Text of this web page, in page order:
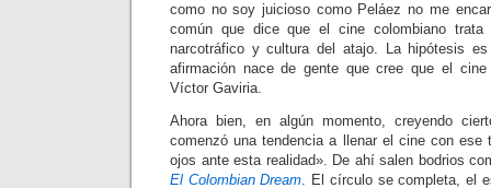
como no soy juicioso como Peláez no me
común que dice que el cine colombiano trata
narcotráfico y cultura del atajo. La hipótesis
afirmación nace de gente que cree que el
Víctor Gaviria.
Ahora bien, en algún momento, creyendo
comenzó una tendencia a llenar el cine con ese
ojos ante esta realidad». De ahí salen bodrios
El Colombian Dream. El círculo se completa, el